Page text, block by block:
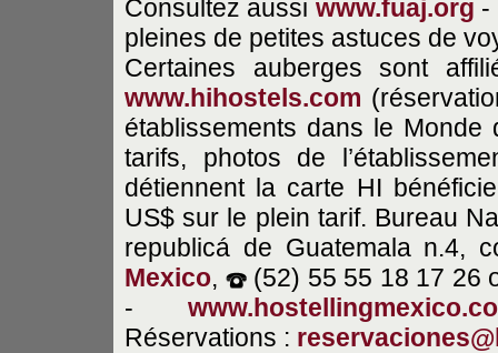
Consultez aussi www.fuaj.org -
pleines de petites astuces de
Certaines auberges sont
www.hihostels.com
établissements dans le
tarifs, photos de
détiennent la carte HI
US$ sur le plein tarif. Bureau
republicá de Guatemala n.4,
Mexico,
(52) 55 55 18 17 26
-
Réservations :